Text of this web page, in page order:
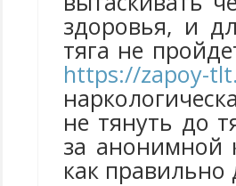
здоровья, и
тяга не
https://zapoy-
не тянуть до
за анонимной
как правильно